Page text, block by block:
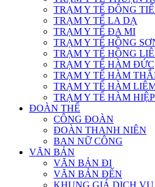
TRẠM Y TẾ ĐÔNG
TRẠM Y TẾ LA DẠ
TRẠM Y TẾ ĐA MI
TRẠM Y TẾ HỒNG
TRẠM Y TẾ HỒNG
TRẠM Y TẾ HÀM ĐỨC
TRẠM Y TẾ HÀM
TRẠM Y TẾ HÀM
TRẠM Y TẾ HÀM HIỆP
ĐOÀN THỂ
CÔNG ĐOÀN
ĐOÀN THANH NIÊN
BAN NỮ CÔNG
VĂN BẢN
VĂN BẢN ĐI
VĂN BẢN ĐẾN
KHUNG GIÁ DỊCH VỤ